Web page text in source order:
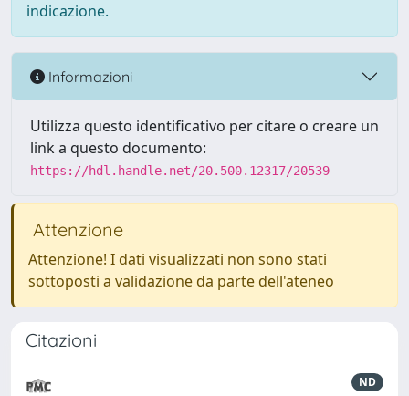
indicazione.
Informazioni
Utilizza questo identificativo per citare o creare un
link a questo documento:
https://hdl.handle.net/20.500.12317/20539
Attenzione
Attenzione! I dati visualizzati non sono stati
sottoposti a validazione da parte dell'ateneo
Citazioni
ND